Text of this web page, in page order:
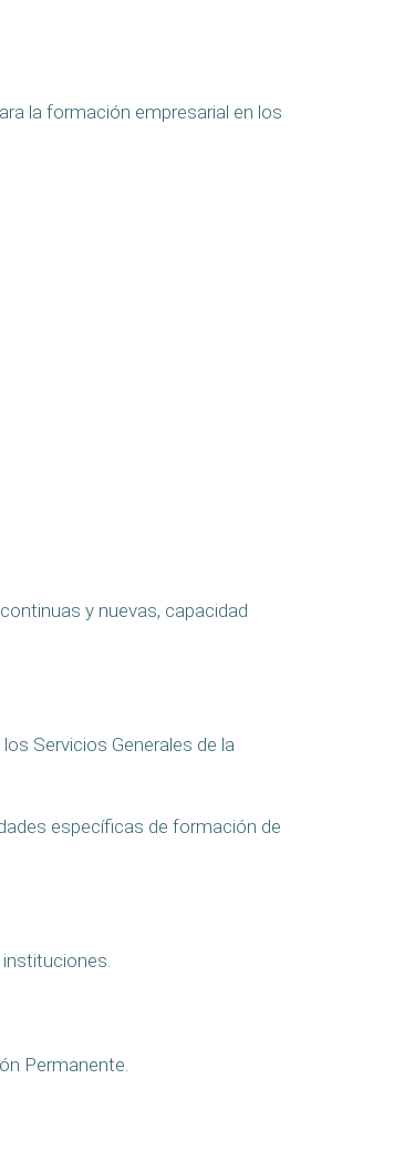
la formación empresarial en los
y nuevas, capacidad
Servicios Generales de la
específicas de formación de
Permanente.